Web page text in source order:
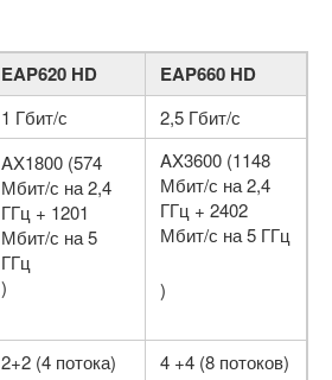
EAP620 HD EAP660 HD
1 Гбит/с 2,5 Гбит/с
AX1800 (574
Мбит/с на 2,4
ГГц + 1201
Мбит/с на 5
ГГц
)
AX3600 (1148
Мбит/с на 2,4
ГГц + 2402
Мбит/с на 5 ГГц
)
2+2 (4 потока)
4 +4 (8 потоков)